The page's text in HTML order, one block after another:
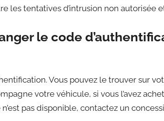
les tentatives d’intrusion non autorisée
le code
Vous pouvez le trouver sur
votre véhicule, si vous l’avez
pas disponible, contactez un